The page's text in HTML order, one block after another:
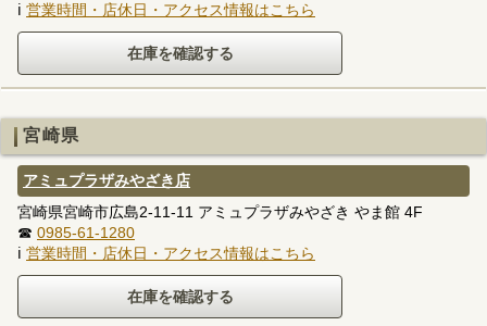
ℹ 営業時間・店休日・アクセス情報はこちら
宮崎県
アミュプラザみやざき店
宮崎県宮崎市広島2-11-11 アミュプラザみやざき やま館 4F
☎ 0985-61-1280
ℹ 営業時間・店休日・アクセス情報はこちら